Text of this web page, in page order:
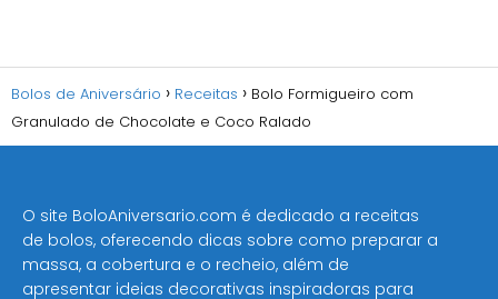
Bolos de Aniversário Receitas
Bolo Formigueiro com
Granulado de Chocolate e Coco Ralado
O site BoloAniversario.com é dedicado a receitas
de bolos, oferecendo dicas sobre como preparar a
massa, a cobertura e o recheio, além de
apresentar ideias decorativas inspiradoras para